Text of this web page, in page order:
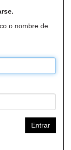
o nombre de